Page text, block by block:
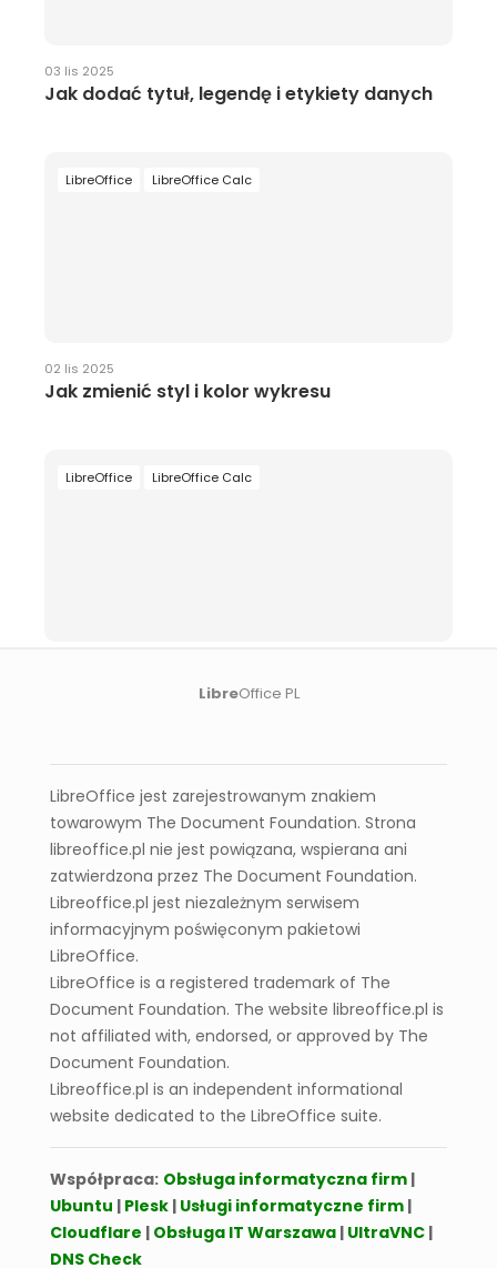
03 lis 2025
Jak dodać tytuł, legendę i etykiety danych
LibreOffice LibreOffice Calc
02 lis 2025
Jak zmienić styl i kolor wykresu
LibreOffice LibreOffice Calc
Jak edytować dane źródłowe wykresu
31 paź 2025
Jak utworzyć wykres (słupkowy, liniowy,
kołowy itp.)
LibreOffice PL
LibreOffice jest zarejestrowanym znakiem
towarowym The Document Foundation. Strona
libreoffice.pl nie jest powiązana, wspierana ani
zatwierdzona przez The Document Foundation.
Libreoffice.pl jest niezależnym serwisem
informacyjnym poświęconym pakietowi
LibreOffice.
LibreOffice is a registered trademark of The
Document Foundation. The website libreoffice.pl is
not affiliated with, endorsed, or approved by The
Document Foundation.
Libreoffice.pl is an independent informational
website dedicated to the LibreOffice suite.
Współpraca: Obsługa informatyczna firm |
Ubuntu | Plesk | Usługi informatyczne firm |
Cloudflare | Obsługa IT Warszawa | UltraVNC |
DNS Check